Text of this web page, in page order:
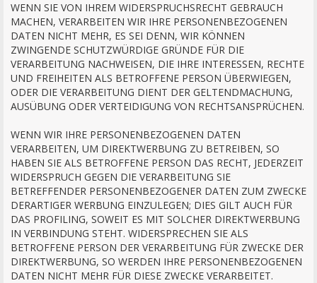
WENN SIE VON IHREM WIDERSPRUCHSRECHT GEBRAUCH
MACHEN, VERARBEITEN WIR IHRE PERSONENBEZOGENEN
DATEN NICHT MEHR, ES SEI DENN, WIR KÖNNEN
ZWINGENDE SCHUTZWÜRDIGE GRÜNDE FÜR DIE
VERARBEITUNG NACHWEISEN, DIE IHRE INTERESSEN, RECHTE
UND FREIHEITEN ALS BETROFFENE PERSON ÜBERWIEGEN,
ODER DIE VERARBEITUNG DIENT DER GELTENDMACHUNG,
AUSÜBUNG ODER VERTEIDIGUNG VON RECHTSANSPRÜCHEN.
WENN WIR IHRE PERSONENBEZOGENEN DATEN
VERARBEITEN, UM DIREKTWERBUNG ZU BETREIBEN, SO
HABEN SIE ALS BETROFFENE PERSON DAS RECHT, JEDERZEIT
WIDERSPRUCH GEGEN DIE VERARBEITUNG SIE
BETREFFENDER PERSONENBEZOGENER DATEN ZUM ZWECKE
DERARTIGER WERBUNG EINZULEGEN; DIES GILT AUCH FÜR
DAS PROFILING, SOWEIT ES MIT SOLCHER DIREKTWERBUNG
IN VERBINDUNG STEHT. WIDERSPRECHEN SIE ALS
BETROFFENE PERSON DER VERARBEITUNG FÜR ZWECKE DER
DIREKTWERBUNG, SO WERDEN IHRE PERSONENBEZOGENEN
DATEN NICHT MEHR FÜR DIESE ZWECKE VERARBEITET.